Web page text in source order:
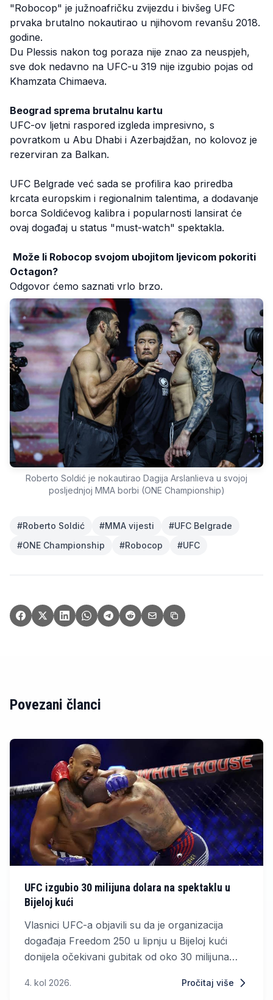
"Robocop" je južnoafričku zvijezdu i bivšeg UFC
prvaka brutalno nokautirao u njihovom revanšu 2018.
godine.
Du Plessis nakon tog poraza nije znao za neuspjeh,
sve dok nedavno na UFC-u 319 nije izgubio pojas od
Khamzata Chimaeva.
Beograd sprema brutalnu kartu
UFC-ov ljetni raspored izgleda impresivno, s
povratkom u Abu Dhabi i Azerbajdžan, no kolovoz je
rezerviran za Balkan.
UFC Belgrade već sada se profilira kao priredba
krcata europskim i regionalnim talentima, a dodavanje
borca Soldićevog kalibra i popularnosti lansirat će
ovaj događaj u status "must-watch" spektakla.
Može li Robocop svojom ubojitom ljevicom pokoriti
Octagon?
Odgovor ćemo saznati vrlo brzo.
Roberto Soldić je nokautirao Dagija Arslanlieva u svojoj
posljednjoj MMA borbi (ONE Championship)
#Roberto Soldić #MMA vijesti #UFC Belgrade
#ONE Championship #Robocop #UFC
Povezani članci
UFC izgubio 30 milijuna dolara na spektaklu u
Bijeloj kući
Vlasnici UFC-a objavili su da je organizacija
događaja Freedom 250 u lipnju u Bijeloj kući
donijela očekivani gubitak od oko 30 milijuna
Group Holdings u drugom je tromjesečju 2026.
4. kol 2026. Pročitaj više